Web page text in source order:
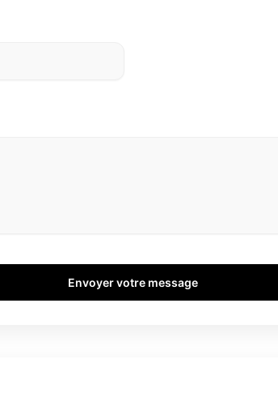
Envoyer votre message